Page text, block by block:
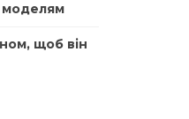
моделям
щоб він